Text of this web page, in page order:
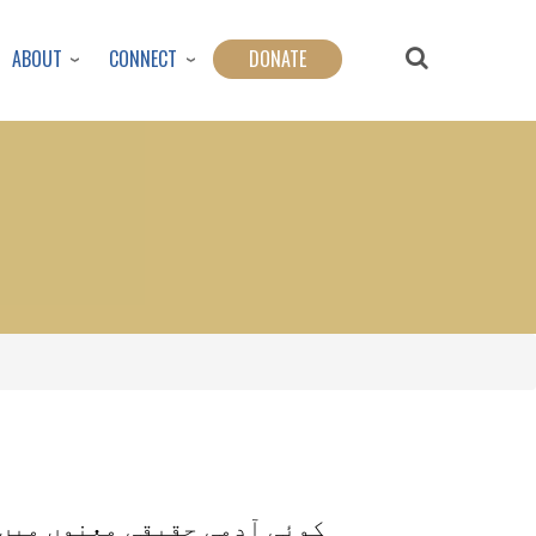
ABOUT CONNECT DONATE
کوئی آدمی حقیقی معنوں